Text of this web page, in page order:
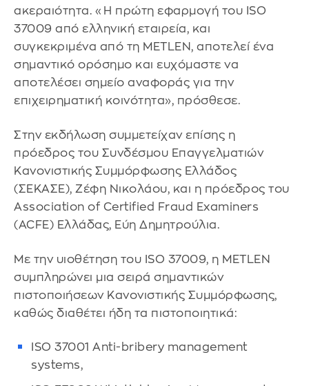
ακεραιότητα. «Η πρώτη εφαρμογή του ISO
37009 από ελληνική εταιρεία, και
συγκεκριμένα από τη METLEN, αποτελεί ένα
σημαντικό ορόσημο και ευχόμαστε να
αποτελέσει σημείο αναφοράς για την
επιχειρηματική κοινότητα», πρόσθεσε.
Στην εκδήλωση συμμετείχαν επίσης η
πρόεδρος του Συνδέσμου Επαγγελματιών
Κανονιστικής Συμμόρφωσης Ελλάδος
(ΣΕΚΑΣΕ), Ζέφη Νικολάου, και η πρόεδρος του
Association of Certified Fraud Examiners
(ACFE) Ελλάδας, Εύη Δημητρούλια.
Με την υιοθέτηση του ISO 37009, η METLEN
συμπληρώνει μια σειρά σημαντικών
πιστοποιήσεων Κανονιστικής Συμμόρφωσης,
καθώς διαθέτει ήδη τα πιστοποιητικά:
ISO 37001 Anti-bribery management
systems,